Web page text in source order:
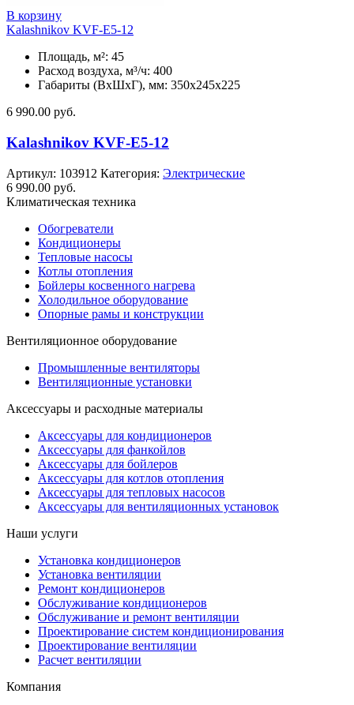
В корзину
Kalashnikov KVF-E5-12
Площадь, м²: 45
Расход воздуха, м³/ч: 400
Габариты (ВхШхГ), мм: 350x245x225
6 990.00 руб.
Kalashnikov KVF-E5-12
Артикул: 103912 Категория: Электрические
6 990.00 руб.
Климатическая техника
Обогреватели
Кондиционеры
Тепловые насосы
Котлы отопления
Бойлеры косвенного нагрева
Холодильное оборудование
Опорные рамы и конструкции
Вентиляционное оборудование
Промышленные вентиляторы
Вентиляционные установки
Аксессуары и расходные материалы
Аксессуары для кондиционеров
Аксессуары для фанкойлов
Аксессуары для бойлеров
Аксессуары для котлов отопления
Аксессуары для тепловых насосов
Аксессуары для вентиляционных установок
Наши услуги
Установка кондиционеров
Установка вентиляции
Ремонт кондиционеров
Обслуживание кондиционеров
Обслуживание и ремонт вентиляции
Проектирование систем кондиционирования
Проектирование вентиляции
Расчет вентиляции
Компания